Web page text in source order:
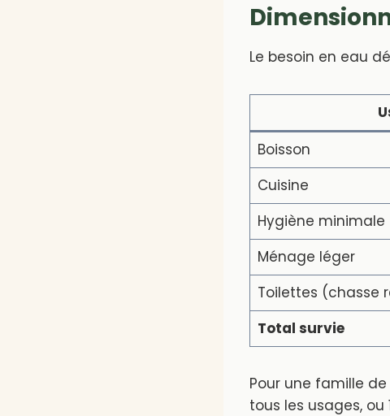
Le besoin en eau
Boisson
Cuisine
Hygiène minimale
Ménage léger
Toilettes (chasse
Total survie
Pour une famille de
tous les usages,